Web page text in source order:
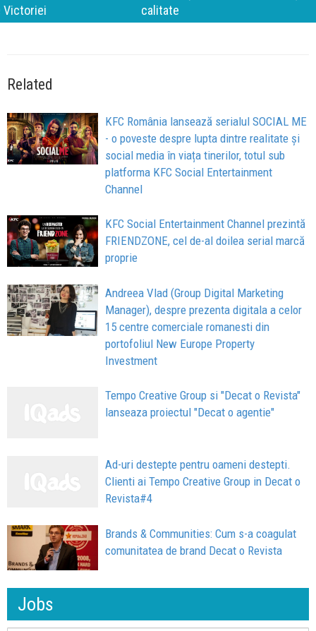
calitate
Related
KFC România lansează serialul SOCIAL ME
- o poveste despre lupta dintre realitate și
social media în viața tinerilor, totul sub
platforma KFC Social Entertainment
Channel
KFC Social Entertainment Channel prezintă
FRIENDZONE, cel de-al doilea serial marcă
proprie
Andreea Vlad (Group Digital Marketing
Manager), despre prezenta digitala a celor
15 centre comerciale romanesti din
portofoliul New Europe Property
Investment
Tempo Creative Group si "Decat o Revista"
lanseaza proiectul "Decat o agentie"
Ad-uri destepte pentru oameni destepti.
Clienti ai Tempo Creative Group in Decat o
Revista#4
Brands & Communities: Cum s-a coagulat
comunitatea de brand Decat o Revista
Jobs